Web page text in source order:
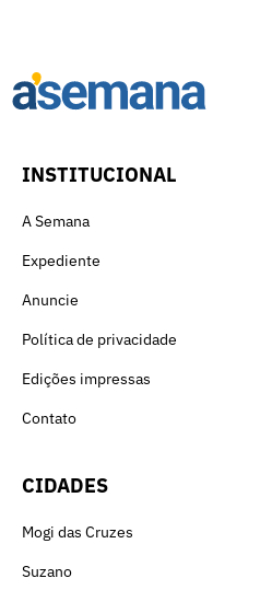
INSTITUCIONAL
A Semana
Expediente
Anuncie
Política de privacidade
Edições impressas
Contato
CIDADES
Mogi das Cruzes
Suzano